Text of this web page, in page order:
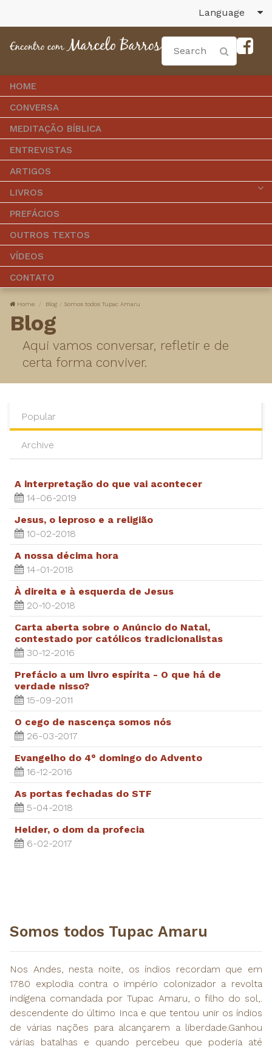
Language
HOME
CONVERSA
MEDITAÇÃO BÍBLICA
ENTREVISTAS
ARTIGOS
LIVROS
PREFÁCIOS
OUTROS TEXTOS
VÍDEOS
CONTATO
Home Blog Somos todos Tupac Amaru
Blog
Aqui vamos conversar, refletir e de
certa forma conviver.
Popular
Archive
A interpretação do que vai acontecer
14-06-2019
Jesus, o leproso e a religião
10-02-2018
A nossa décima hora
14-01-2018
À direita e à esquerda de Jesus
20-10-2018
Carta aberta sobre o Anúncio do Natal,
contestado por católicos tradicionalistas
30-12-2016
Prefácio a um livro espírita - O que há de
verdade nisso?
15-09-2011
O cego de nascença somos nós
26-03-2017
Evangelho do 4° domingo do Advento
16-12-2016
As portas fechadas do STF
5-04-2018
Helder, o dom da profecia
6-02-2017
Somos todos Tupac Amaru
Nos Andes, nesta noite, os índios recordam que em
1780 explodia contra o império colonizador a revolta
indígena comandada por Tupac Amaru, o filho do sol,.
descendente do último Inca e que tentou unir os índios
de várias nações para alcançarem a liberdade.Ganhou
várias batalhas e quando percebeu que poderia até